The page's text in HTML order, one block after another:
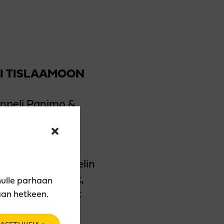
parhaan
hetkeen.
TISLAAMOON
Panimo &
Teerenpelin
missä opit,
kupariset